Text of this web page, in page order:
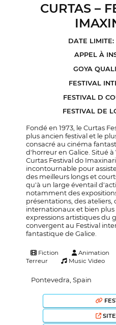
CURTAS –
DATE
APPEL À
GOYA
FESTIVAL
FESTIVAL D
FESTIVAL DE
Fondé en 1973, le Curtas
plus ancien festival et le
consacré au cinéma
d'horreur en Galice. Situé
Curtas Festival do
incontournable pour
des meilleurs longs et
qu'à un large éventail
notamment des
présentations, des ateliers,
internationaux et bien plus
expressions artistiques du
convergent au Festival
fantastique de Galice.
Fiction Animation
Terreur
Music Video
Pontevedra, Spain